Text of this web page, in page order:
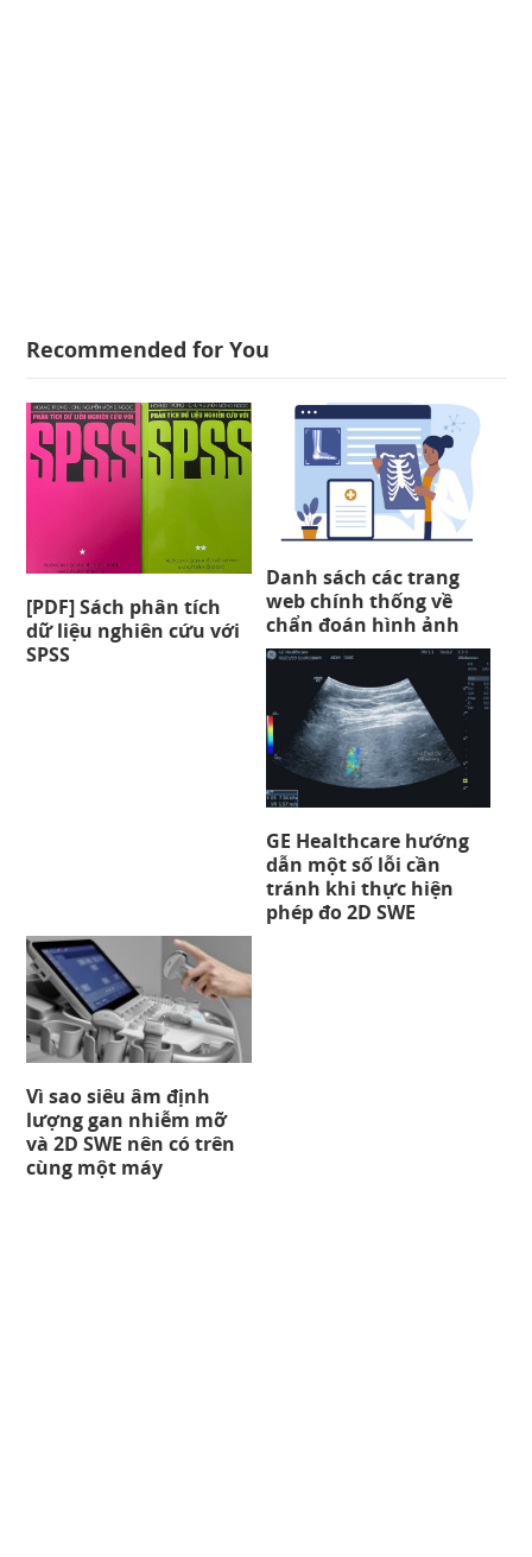
Recommended for You
[PDF] Sách phân tích
dữ liệu nghiên cứu với
SPSS
Danh sách các trang
web chính thống về
chẩn đoán hình ảnh
GE Healthcare hướng
dẫn một số lỗi cần
tránh khi thực hiện
phép đo 2D SWE
Vì sao siêu âm định
lượng gan nhiễm mỡ
và 2D SWE nên có trên
cùng một máy